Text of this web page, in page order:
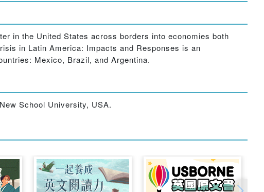
in the United States across borders into economies both
in Latin America: Impacts and Responses is an
Mexico, Brazil, and Argentina.
School University, USA.